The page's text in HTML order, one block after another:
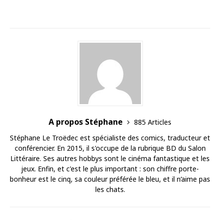
A propos Stéphane
885 Articles
Stéphane Le Troëdec est spécialiste des comics, traducteur et
conférencier. En 2015, il s'occupe de la rubrique BD du Salon
Littéraire. Ses autres hobbys sont le cinéma fantastique et les
jeux. Enfin, et c'est le plus important : son chiffre porte-
bonheur est le cinq, sa couleur préférée le bleu, et il n’aime pas
les chats.